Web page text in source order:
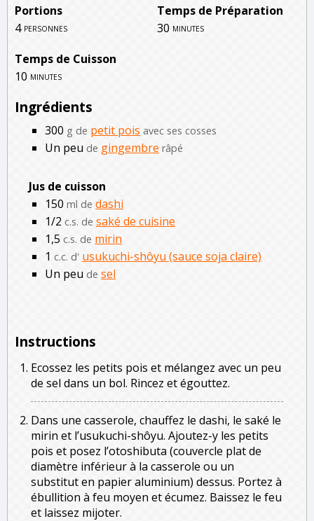
Portions
Temps de Préparation
4 personnes 30 minutes
Temps de Cuisson
10 minutes
Ingrédients
300 g de petit pois avec ses cosses
Un peu de gingembre râpé
Jus de cuisson
150 ml de dashi
1/2 c.s. de saké de cuisine
1,5 c.s. de mirin
1 c.c. d' usukuchi-shôyu (sauce soja claire)
Un peu de sel
Instructions
Ecossez les petits pois et mélangez avec un peu
de sel dans un bol. Rincez et égouttez.
Dans une casserole, chauffez le dashi, le saké le
mirin et l’usukuchi-shôyu. Ajoutez-y les petits
pois et posez l’otoshibuta (couvercle plat de
diamètre inférieur à la casserole ou un
substitut en papier aluminium) dessus. Portez à
ébullition à feu moyen et écumez. Baissez le feu
et laissez mijoter.